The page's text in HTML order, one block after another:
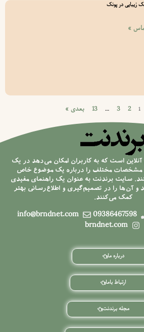
زیبایی در پونک
»
1
2
3
…
13 بعدی »
است که به کاربران امکان می‌دهد در یک
و مشخصات مختلف را درباره یک موضوع خاص
سایت برندنت به عنوان یک راهنمای مفیدی
و آن‌ها را در تصمیم‌گیری و اطلاع‌رسانی بهتر
کمک می‌کنند.
09386467598
info@brndnet.com
brndnet.com
درباره ما
ارتباط باما
مجله برندنت